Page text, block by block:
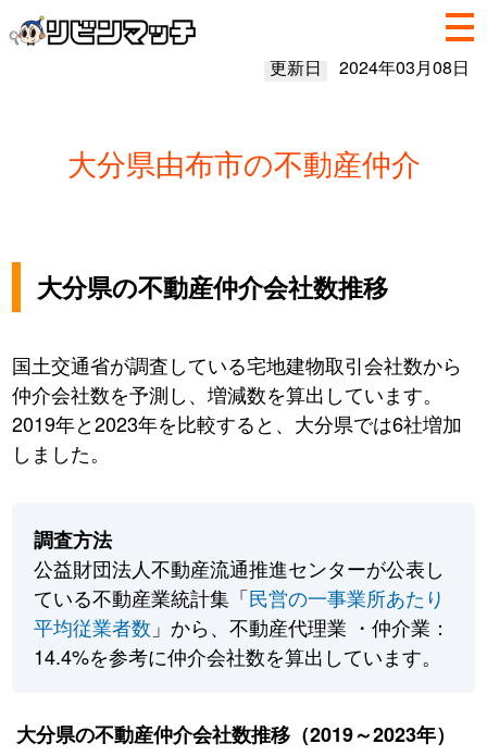
更新日 2024年03月08日
大分県由布市の不動産仲介
大分県の不動産仲介会社数推移
国土交通省が調査している宅地建物取引会社数から
仲介会社数を予測し、増減数を算出しています。
2019年と2023年を比較すると、大分県では6社増加
しました。
調査方法
公益財団法人不動産流通推進センターが公表し
ている不動産業統計集「民営の一事業所あたり
平均従業者数 」から、不動産代理業 ・仲介業：
14.4%を参考に仲介会社数を算出しています。
大分県の不動産仲介会社数推移（2019～2023年）